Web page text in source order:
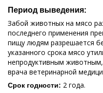
Период выведения:
Забой животных на мясо
последнего применения
пищу людям разрешается
указанного срока мясо
непродуктивным
врача ветеринарной
Срок годности: 2 года.